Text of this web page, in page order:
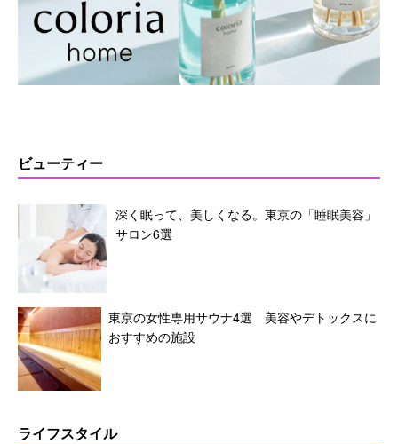
ビューティー
深く眠って、美しくなる。東京の「睡眠美容」
サロン6選
東京の女性専用サウナ4選 美容やデトックスに
おすすめの施設
ライフスタイル